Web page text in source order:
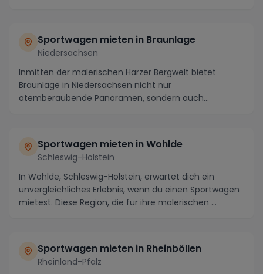
Sportwagen mieten in Braunlage
Niedersachsen
Inmitten der malerischen Harzer Bergwelt bietet
Braunlage in Niedersachsen nicht nur
atemberaubende Panoramen, sondern auch
Sportwagen mieten in Wohlde
Schleswig-Holstein
In Wohlde, Schleswig-Holstein, erwartet dich ein
unvergleichliches Erlebnis, wenn du einen Sportwagen
mietest. Diese Region, die für ihre malerischen ...
Sportwagen mieten in Rheinböllen
Rheinland-Pfalz